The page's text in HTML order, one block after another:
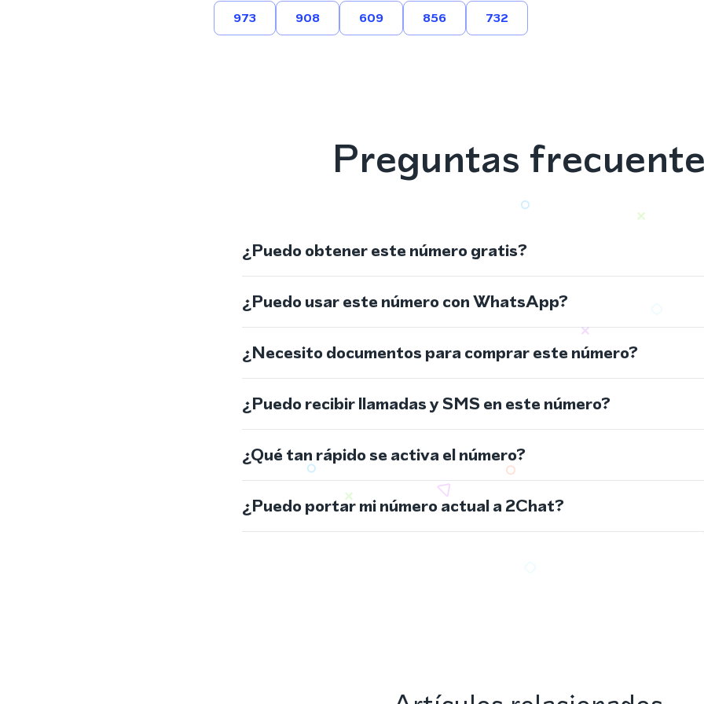
973 908 609 856 732
Preguntas
¿Puedo obtener este número gratis?
¿Puedo usar este número con WhatsApp?
¿Necesito documentos para comprar este número?
¿Puedo recibir llamadas y SMS en este número?
¿Qué tan rápido se activa el número?
¿Puedo portar mi número actual a 2Chat?